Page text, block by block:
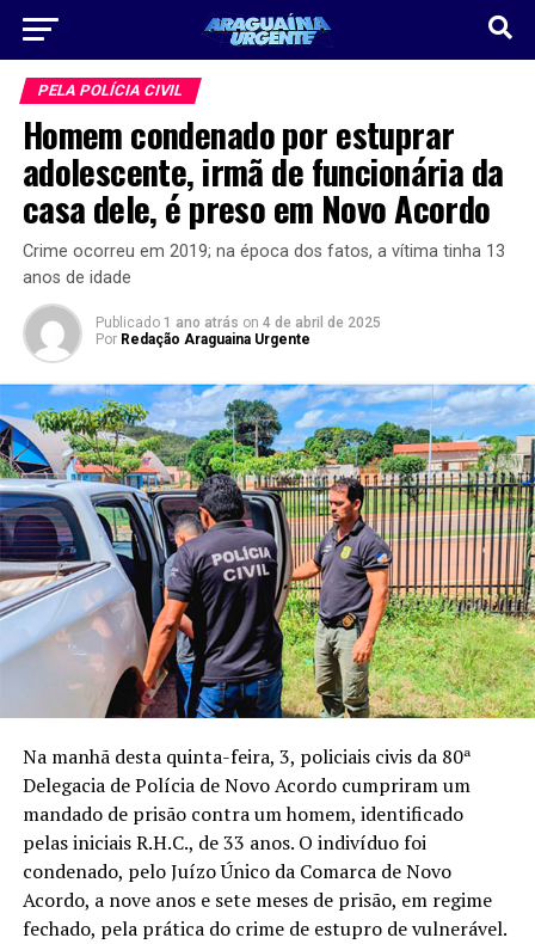
PELA POLÍCIA CIVIL
Homem condenado por estuprar
adolescente, irmã de funcionária da
casa dele, é preso em Novo Acordo
Crime ocorreu em 2019; na época dos fatos, a vítima tinha 13
anos de idade
Publicado 1 ano atrás on 4 de abril de 2025
Por Redação Araguaina Urgente
Na manhã desta quinta-feira, 3, policiais civis da 80ª
Delegacia de Polícia de Novo Acordo cumpriram um
mandado de prisão contra um homem, identificado
pelas iniciais R.H.C., de 33 anos. O indivíduo foi
condenado, pelo Juízo Único da Comarca de Novo
Acordo, a nove anos e sete meses de prisão, em regime
fechado, pela prática do crime de estupro de vulnerável.